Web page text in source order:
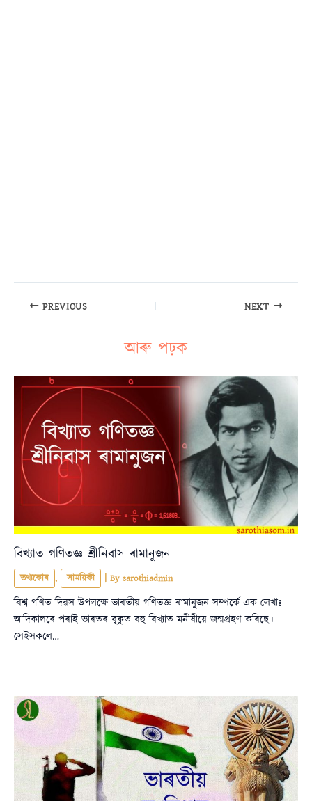
PREVIOUS NEXT
আৰু পঢ়ক
বিখ্যাত গণিতজ্ঞ শ্ৰীনিবাস ৰামানুজন
তথ্যকোষ , সাময়িকী | By sarothiadmin
বিশ্ব গণিত দিৱস উপলক্ষে ভাৰতীয় গণিতজ্ঞ ৰামানুজন সম্পৰ্কে এক লেখাঃ
আদিকালৰে পৰাই ভাৰতৰ বুকুত বহু বিখ্যাত মনীষীয়ে জন্মগ্ৰহণ কৰিছে।
সেইসকলে…